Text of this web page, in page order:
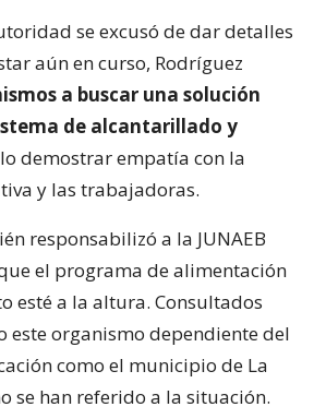
se excusó de dar detalles
aún en curso, Rodríguez
a buscar una solución
de alcantarillado y
demostrar empatía con la
y las trabajadoras.
responsabilizó a la JUNAEB
el programa de alimentación
esté a la altura. Consultados
este organismo dependiente del
como el municipio de La
se han referido a la situación.